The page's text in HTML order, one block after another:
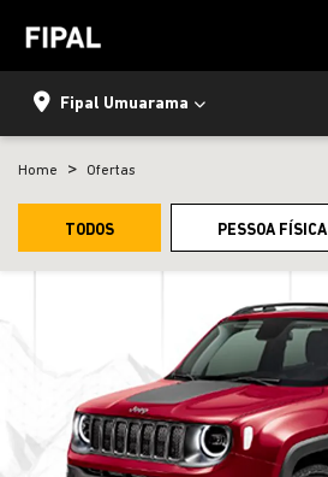
Fipal Umuarama
Home Ofertas
TODOS PESSOA FÍSICA